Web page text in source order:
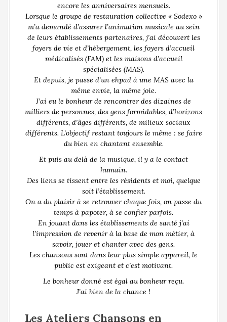
encore les anniversaires mensuels.
Lorsque le groupe de restauration collective « Sodexo »
m’a demandé d’assurer l’animation musicale au sein
de leurs établissements partenaires, j’ai découvert les
foyers de vie et d’hébergement, les foyers d’accueil
médicalisés (FAM) et les maisons d’accueil
spécialisées (MAS).
Et depuis, je passe d’un ehpad à une MAS avec la
même envie, la même joie.
J’ai eu le bonheur de rencontrer des dizaines de
milliers de personnes, des gens formidables, d’horizons
différents, d’âges différents, de milieux sociaux
différents. L'objectif restant toujours le même : se faire
du bien en chantant ensemble.
Et puis au delà de la musique, il y a le contact
humain.
Des liens se tissent entre les résidents et moi, quelque
soit l’établissement.
On a du plaisir à se retrouver chaque fois, on passe du
temps à papoter, à se confier parfois.
En jouant dans les établissements de santé j’ai
l’impression de revenir à la base de mon métier, à
savoir, jouer et chanter avec des gens.
Les chansons sont dans leur plus simple appareil, le
public est exigeant et c’est motivant.
Le bonheur donné est égal au bonheur reçu.
J’ai bien de la chance !
Les Ateliers Chansons en